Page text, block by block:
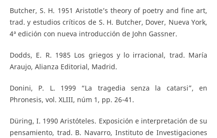
Butcher, S. H. 1951 Aristotle’s theory of poetry and fine art,
trad. y estudios críticos de S. H. Butcher, Dover, Nueva York,
4ª edición con nueva introducción de John Gassner.
Dodds, E. R. 1985 Los griegos y lo irracional, trad. María
Araujo, Alianza Editorial, Madrid.
Donini, P. L. 1999 “La tragedia senza la catarsi”, en
Phronesis, vol. XLIII, núm 1, pp. 26-41.
Düring, I. 1990 Aristóteles. Exposición e interpretación de su
pensamiento, trad. B. Navarro, Instituto de Investigaciones